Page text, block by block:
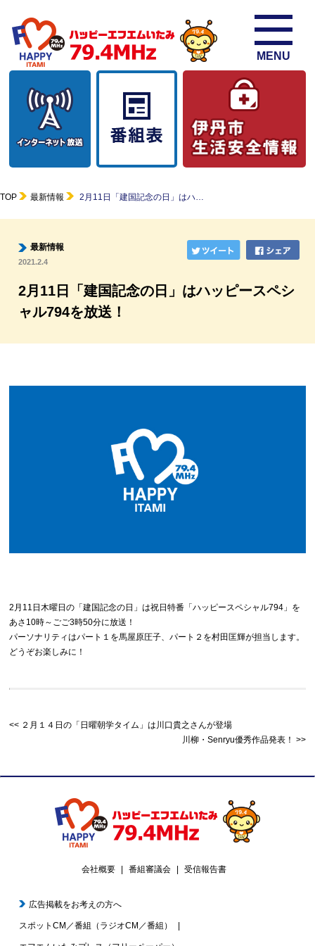
MENU
TOP 最新情報 2月11日「建国記念の日」はハ…
最新情報
2021.2.4
2月11日「建国記念の日」はハッピースペシ
ャル794を放送！
2月11日木曜日の「建国記念の日」は祝日特番「ハッピースペシャル794」を
あさ10時～ごご3時50分に放送！
パーソナリティはパート１を馬屋原圧子、パート２を村田匡輝が担当します。
どうぞお楽しみに！
２月１４日の「日曜朝学タイム」は川口貴之さんが登場
川柳・Senryu優秀作品発表！
会社概要 番組審議会 受信報告書
広告掲載をお考えの方へ
スポットCM／番組（ラジオCM／番組）